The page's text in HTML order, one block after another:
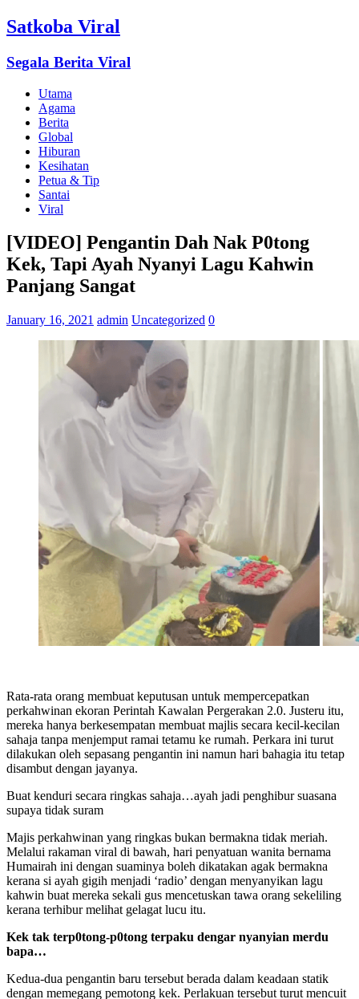
Satkoba Viral
Segala Berita Viral
Utama
Agama
Berita
Global
Hiburan
Kesihatan
Petua & Tip
Santai
Viral
[VIDEO] Pengantin Dah Nak P0tong
Kek, Tapi Ayah Nyanyi Lagu Kahwin
Panjang Sangat
January 16, 2021 admin Uncategorized 0
Rata-rata orang membuat keputusan untuk mempercepatkan
perkahwinan ekoran Perintah Kawalan Pergerakan 2.0. Justeru itu,
mereka hanya berkesempatan membuat majlis secara kecil-kecilan
sahaja tanpa menjemput ramai tetamu ke rumah. Perkara ini turut
dilakukan oleh sepasang pengantin ini namun hari bahagia itu tetap
disambut dengan jayanya.
Buat kenduri secara ringkas sahaja…ayah jadi penghibur suasana
supaya tidak suram
Majis perkahwinan yang ringkas bukan bermakna tidak meriah.
Melalui rakaman viral di bawah, hari penyatuan wanita bernama
Humairah ini dengan suaminya boleh dikatakan agak bermakna
kerana si ayah gigih menjadi ‘radio’ dengan menyanyikan lagu
kahwin buat mereka sekali gus mencetuskan tawa orang sekeliling
kerana terhibur melihat gelagat lucu itu.
Kek tak terp0tong-p0tong terpaku dengar nyanyian merdu
bapa…
Kedua-dua pengantin baru tersebut berada dalam keadaan statik
dengan memegang pemotong kek. Perlakuan tersebut turut mencuit